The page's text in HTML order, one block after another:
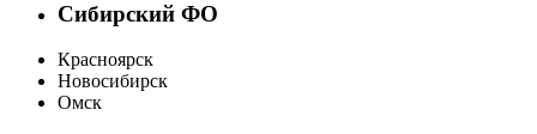
Сибирский ФО
Красноярск
Новосибирск
Омск